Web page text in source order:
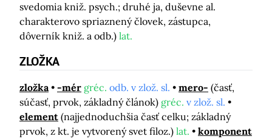
svedomia kniž. psych.; druhé ja, duševne al.
charakterovo spriaznený človek, zástupca,
dôverník kniž. a odb.) lat.
ZLOŽKA
zložka -mér gréc. odb. v zlož. sl. mero- (časť,
súčasť, prvok, základný článok) gréc. v zlož. sl.
element (najjednoduchšia časť celku; základný
prvok, z kt. je vytvorený svet filoz.) lat.
komponent